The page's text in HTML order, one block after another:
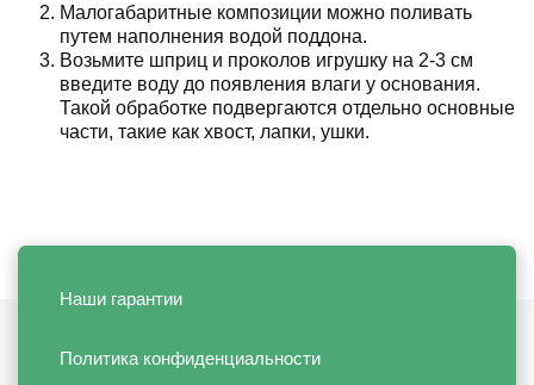
Малогабаритные композиции можно поливать
путем наполнения водой поддона.
Возьмите шприц и проколов игрушку на 2-3 см
введите воду до появления влаги у основания.
Такой обработке подвергаются отдельно основные
части, такие как хвост, лапки, ушки.
Наши гарантии
Политика конфиденциальности